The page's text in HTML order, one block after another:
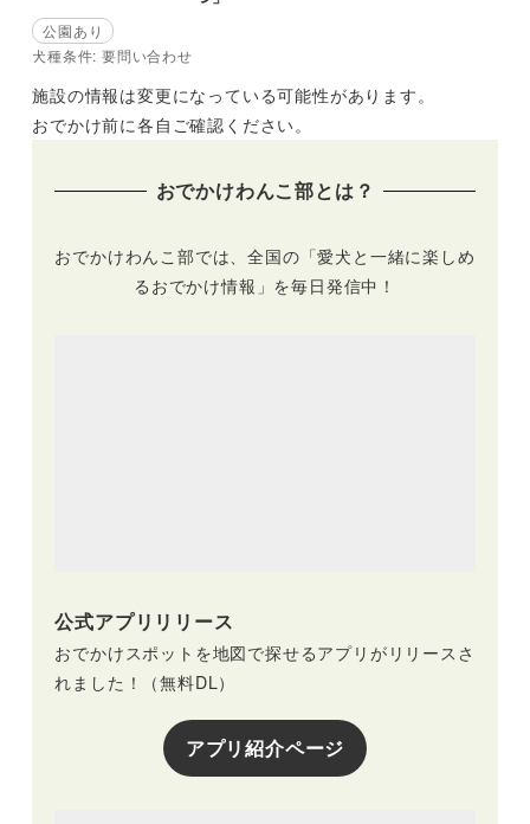
公園あり
犬種条件: 要問い合わせ
施設の情報は変更になっている可能性があります。
おでかけ前に各自ご確認ください。
おでかけわんこ部とは？
おでかけわんこ部では、全国の「愛犬と一緒に楽しめ
るおでかけ情報」を毎日発信中！
公式アプリリリース
おでかけスポットを地図で探せるアプリがリリースさ
れました！（無料DL）
アプリ紹介ページ